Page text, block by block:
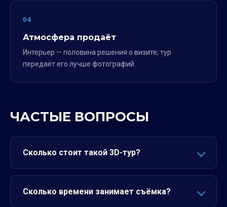
04
Атмосфера продаёт
Интерьер — половина решения о визите; тур
передаёт его лучше фотографий.
ЧАСТЫЕ ВОПРОСЫ
Сколько стоит такой 3D-тур?
Сколько времени занимает съёмка?